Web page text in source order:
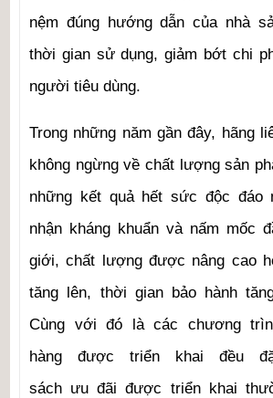
nệm đúng hướng dẫn của nhà
thời gian sử dụng, giảm bớt chi
người tiêu dùng.
Trong những năm gần đây, hãng
không ngừng về chất lượng sản
những kết quả hết sức độc đáo
nhận kháng khuẩn và nấm mốc
giới, chất lượng được nâng cao
tăng lên, thời gian bảo hành
Cùng với đó là các chương
hàng được triển khai đều
sách ưu đãi được triển khai